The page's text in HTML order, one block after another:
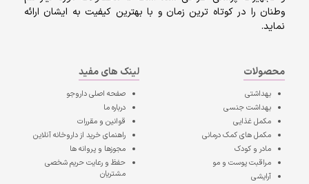
وطنان را در کوتاه ترین زمان و با بهترین کیفیت به ایشان ارائه
نماید.
محصولات
بهداشتی
بهداشت جنسی
مکمل غذایی
مکمل های کمک درمانی
مادر و کودک
مراقبت پوست و مو
آرایشی
لینک های مفید
صفحه اصلیداروجو
درباره ما
قوانین و مقررات
راهنمای خرید از داروخانه آنلاین
مجوزها و پروانه ها
حفظ و رعایت حریم شخصی
مشتریان